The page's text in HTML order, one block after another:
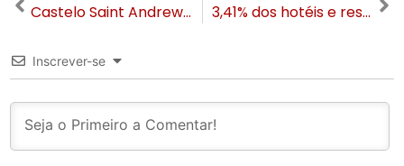
Castelo Saint Andrews comemora 10 anos e anuncia residencial de luxo em Gramado 3,41% dos hotéis e restaurantes de Gramado fecharam em 2020
Inscrever-se